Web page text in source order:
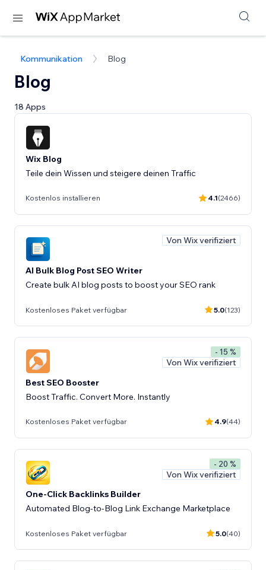
Kommunikation Blog
Blog
18 Apps
Wix Blog
Teile dein Wissen und steigere deinen Traffic
Kostenlos installieren 4.1(2466)
Von Wix verifiziert
AI Bulk Blog Post SEO Writer
Create bulk AI blog posts to boost your SEO rank
Kostenloses Paket verfügbar 5.0(123)
- 15 %
Von Wix verifiziert
Best SEO Booster
Boost Traffic. Convert More. Instantly
Kostenloses Paket verfügbar 4.9(44)
- 20 %
Von Wix verifiziert
One-Click Backlinks Builder
Automated Blog-to-Blog Link Exchange Marketplace
Kostenloses Paket verfügbar 5.0(40)